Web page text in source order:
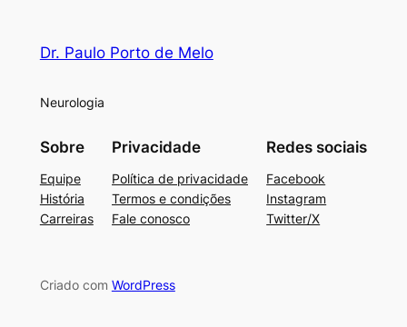
Dr. Paulo Porto de Melo
Neurologia
Sobre
Equipe
História
Carreiras
Privacidade
Política de privacidade
Termos e condições
Fale conosco
Redes sociais
Facebook
Instagram
Twitter/X
Criado com WordPress